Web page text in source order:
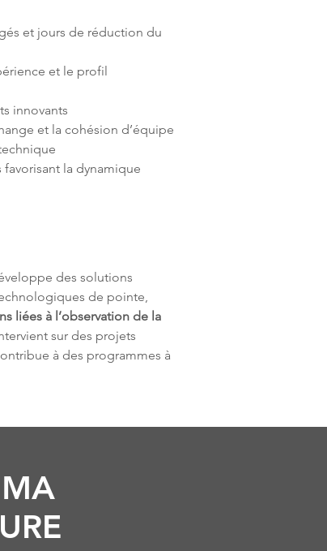
et jours de réduction du
la dynamique
des solutions
de pointe,
liées à l’observation de la
sur des projets
à des programmes à